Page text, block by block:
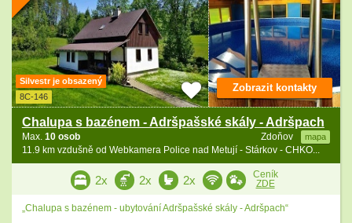
Silvestr je obsazený
8C-146
Chalupa s bazénem - Adršpašské skály - Adršpach
Zdoňov mapa
Max. 10 osob
11.9 km vzdušně od Webkamera Police nad Metují - Stárkov - CHKO...
Zobrazit kontakty
2x 2x 2x
Ceník
ZDE
„Chalupa s bazénem - ubytování Adršpašské skály - Adršpach“